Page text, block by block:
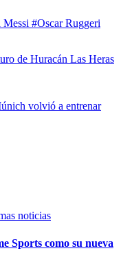
#Oscar Ruggeri
de Huracán Las Heras
volvió a entrenar
noticias
Sports como su nueva